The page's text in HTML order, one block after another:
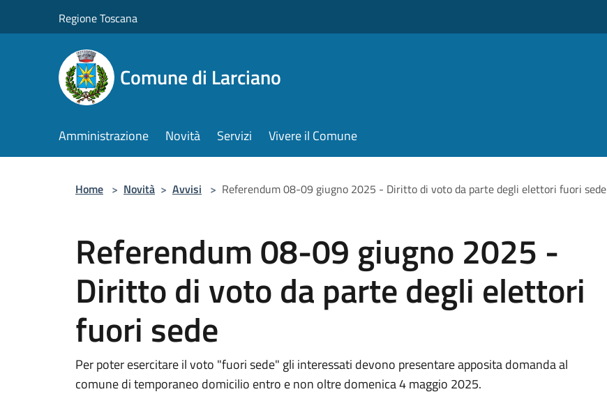
Regione Toscana
Comune di Larciano
Amministrazione Novità Servizi Vivere il Comune
Home > Novità > Avvisi > Referendum 08-09 giugno 2025 - Diritto di voto da parte degli elettori fuori sede
Referendum 08-09 giugno 2025 -
Diritto di voto da parte degli elettori
fuori sede
Per poter esercitare il voto "fuori sede" gli interessati devono presentare apposita domanda al
comune di temporaneo domicilio entro e non oltre domenica 4 maggio 2025.